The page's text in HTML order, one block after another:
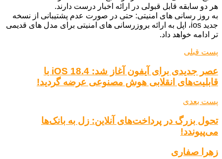
هر دو سابقه قابل قبولی در ارائه اخبار درست دارند.
به روز رسانی های امنیتی: حتی در صورت عدم پشتیبانی از نسخه
جدید ios، اپل به ارائه بروزرسانی های امنیتی برای مدل های قدیمی
تر ادامه خواهد داد.
پست قبلی
عصر جدیدی برای آیفون آغاز شد: iOS 18.4 با
قابلیت‌های انقلابی هوش مصنوعی عرضه گردید!
پست بعدی
تحول بزرگ در پرداخت‌های آنلاین: زل به بانک‌ها
می‌پیوندد!
زهرا صفاری